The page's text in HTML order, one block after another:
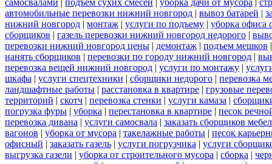
самосвалами | подъем сухих смесей | уборка дачи от мусора |
автомобильные перевозки нижний новгород | вывоз батарей |
нижний новгород | монтаж | услуги по подъему | уборка офиса
сборщиков | газель перевозки нижний новгород недорого |
перевозки нижний новгород цены | демонтаж | подъем мешков
нанять сборщиков | перевозки по городу нижний новгород |
перевозка вещей нижний новгород | услуги по монтажу |
шкафа | услуги спецтехники | сборщики недорого | перевозка
ландшафтные работы | расстановка в квартире | грузовые
территорий | скотч | перевозка стенки | услуги камаза |
погрузка фуры | уборка | перестановка в квартире | песок
перевозка дивана | услуги самосвала | заказать сборщиков
вагонов | уборка от мусора | такелажные работы | песок
офисный | заказать газель | услуги погрузчика | услуги
выгрузка газели | уборка от строительного мусора | сборка |